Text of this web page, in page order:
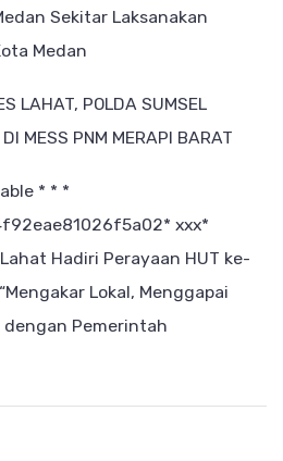
Sekitar Laksanakan
Medan
LAHAT, POLDA SUMSEL
MESS PNM MERAPI BARAT
* * *
ххх*
Hadiri Perayaan HUT ke-
Lokal, Menggapai
dengan Pemerintah